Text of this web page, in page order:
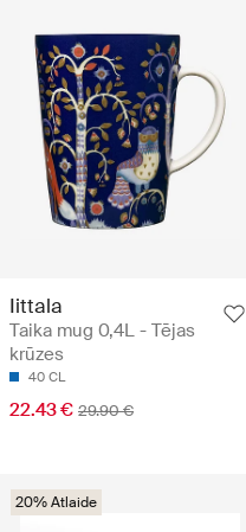
Iittala
Taika mug 0,4L - Tējas
krūzes
40 CL
22.43 € 29.90 €
20% Atlaide